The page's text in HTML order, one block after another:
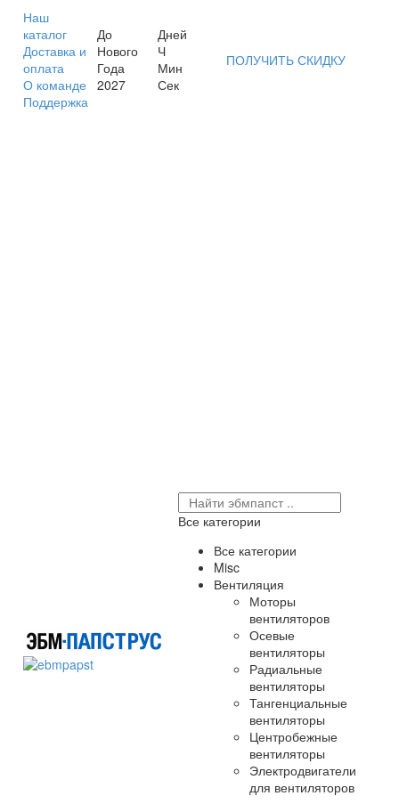
Наш
каталог
Доставка и
оплата
О команде
Поддержка
До
Нового
Года
2027
Дней
Ч
Мин
Сек
ПОЛУЧИТЬ СКИДКУ
Все категории
Все категории
Misc
Вентиляция
Моторы
вентиляторов
Осевые
вентиляторы
Радиальные
вентиляторы
Тангенциальные
вентиляторы
Центробежные
вентиляторы
Электродвигатели
для вентиляторов